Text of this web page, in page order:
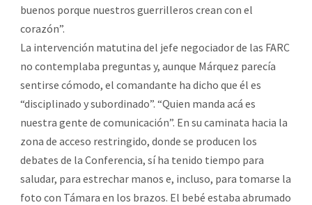
buenos porque nuestros guerrilleros crean con el
corazón”.
La intervención matutina del jefe negociador de las FARC
no contemplaba preguntas y, aunque Márquez parecía
sentirse cómodo, el comandante ha dicho que él es
“disciplinado y subordinado”. “Quien manda acá es
nuestra gente de comunicación”. En su caminata hacia la
zona de acceso restringido, donde se producen los
debates de la Conferencia, sí ha tenido tiempo para
saludar, para estrechar manos e, incluso, para tomarse la
foto con Támara en los brazos. El bebé estaba abrumado